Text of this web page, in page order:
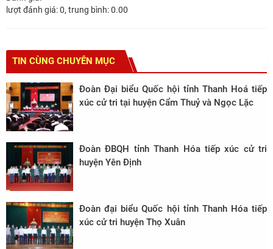
lượt đánh giá:0, trung bình:0.00
TIN CÙNG CHUYÊN MỤC
Đoàn Đại biểu Quốc hội tỉnh Thanh Hoá tiếp
xúc cử tri tại huyện Cẩm Thuỷ và Ngọc Lặc
Đoàn ĐBQH tỉnh Thanh Hóa tiếp xúc cử tri
huyện Yên Định
Đoàn đại biểu Quốc hội tỉnh Thanh Hóa tiếp
xúc cử tri huyện Thọ Xuân